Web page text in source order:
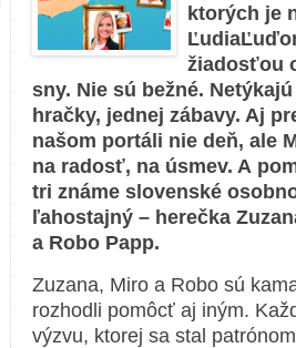
ktorých je
žiadosťou
sny. Nie sú bežné.
hračky, jednej zábavy. Aj
našom portáli nie deň, ale
na radosť, na úsmev. A
tri známe slovenské
ľahostajný – herečka
a Robo Papp.
Zuzana, Miro a Robo sú
rozhodli pomôcť aj iným.
výzvu, ktorej sa stal